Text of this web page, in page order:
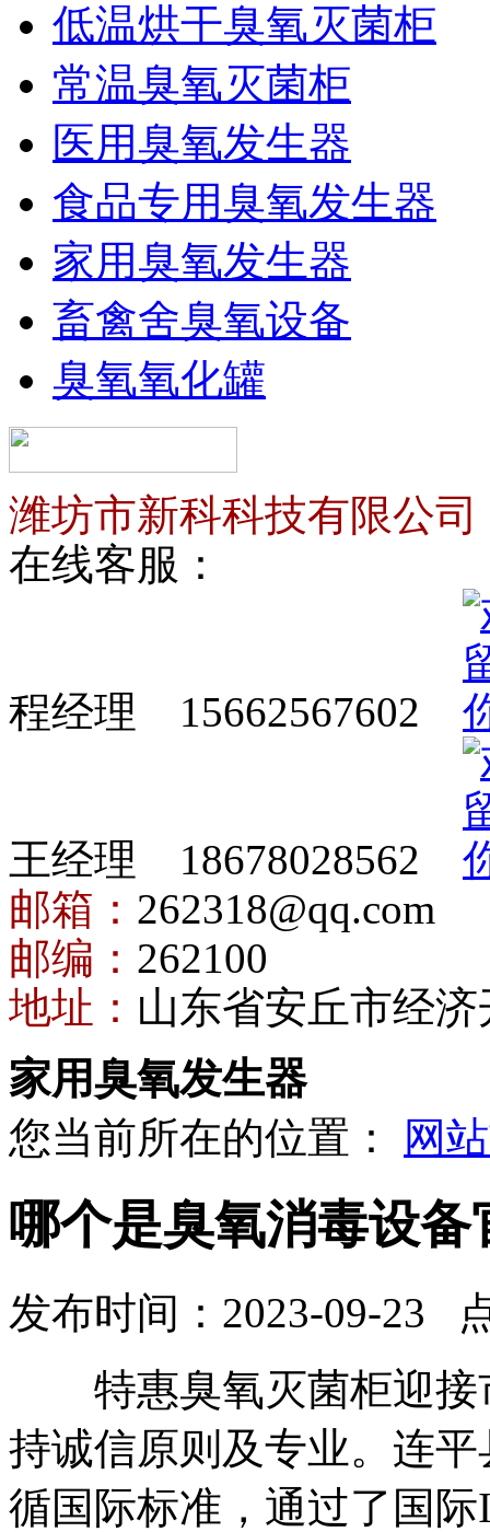
低温烘干臭氧灭菌柜
常温臭氧灭菌柜
医用臭氧发生器
食品专用臭氧发生器
家用臭氧发生器
畜禽舍臭氧设备
臭氧氧化罐
潍坊市新科科技有限公司
在线客服：
程经理 15662567602
王经理 18678028562
邮箱： 262318@qq.com
邮编： 262100
地址： 山东省安丘市经
家用臭氧发生器
您当前所在的位置：
网
哪个是臭氧消毒设备
发布时间：2023-09-23
特惠臭氧灭菌柜迎接
持诚信原则及专业。连
循国际标准，通过了国